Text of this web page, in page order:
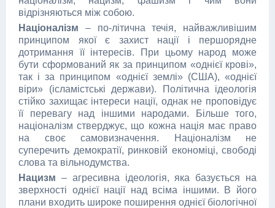
відрізняються між собою.
Націоналізм – по-літична течія, найважливішим
принципом якої є захист нації і першорядне
дотримання її інтересів. При цьому народ може
бути сформований як за принципом «однієї крові»,
так і за принципом «однієї землі» (США), «однієї
віри» (ісламістські держави). Політична ідеологія
стійко захищає інтереси нації, однак не проповідує
її перевагу над іншими народами. Більше того,
націоналізм стверджує, що кожна нація має право
на своє самовизначення. Націоналізм не
суперечить демократії, ринковій економіці, свободі
слова та вільнодумства.
Нацизм – агресивна ідеологія, яка базується на
зверхності однієї нації над всіма іншими. В його
плани входить широке поширення однієї біологічної